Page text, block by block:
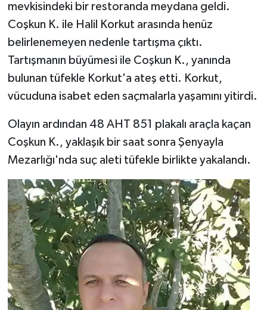
mevkisindeki bir restoranda meydana geldi.
Coşkun K. ile Halil Korkut arasında henüz
belirlenemeyen nedenle tartışma çıktı.
Tartışmanın büyümesi ile Coşkun K., yanında
bulunan tüfekle Korkut'a ateş etti. Korkut,
vücuduna isabet eden saçmalarla yaşamını yitirdi.
Olayın ardından 48 AHT 851 plakalı araçla kaçan
Coşkun K., yaklaşık bir saat sonra Şenyayla
Mezarlığı'nda suç aleti tüfekle birlikte yakalandı.
KAHRAMANMARAŞ